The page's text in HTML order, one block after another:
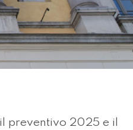
preventivo 2025 e il